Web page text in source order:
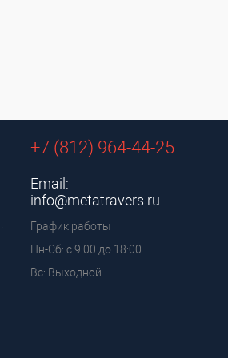
+7 (812) 964-44-25
Email:
info@metatravers.ru
График работы
Пн-Сб: с 9:00 до 18:00
Вс: Выходной